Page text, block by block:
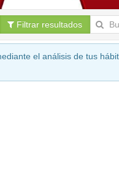
Filtrar resultados
el análisis de tus